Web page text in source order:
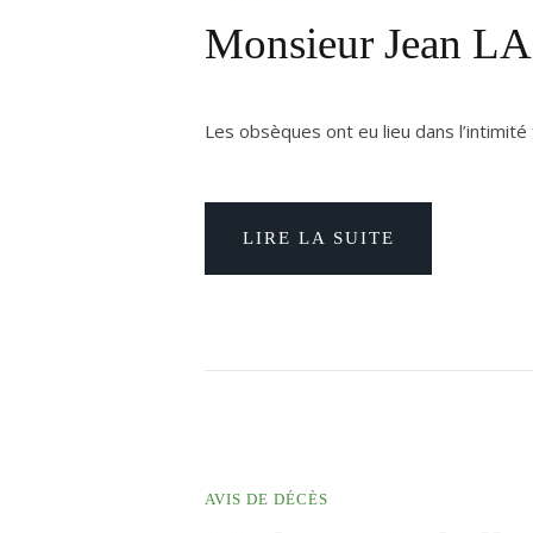
Monsieur Jean
Les obsèques ont eu lieu dans l’intimité
LIRE LA SUITE
AVIS DE DÉCÈS